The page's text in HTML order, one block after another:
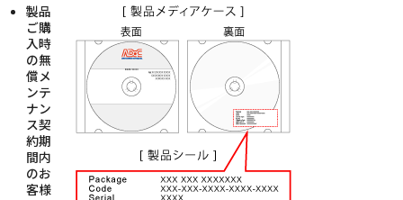
製品
ご購
入時
の無
償メ
ンテ
ナン
ス契
約期
間内
のお
客様